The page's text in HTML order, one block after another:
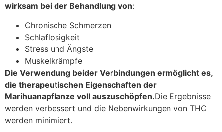
wirksam bei der Behandlung von:
Chronische Schmerzen
Schlaflosigkeit
Stress und Ängste
Muskelkrämpfe
Die Verwendung beider Verbindungen ermöglicht es,
die therapeutischen Eigenschaften der
Marihuanapflanze voll auszuschöpfen.Die Ergebnisse
werden verbessert und die Nebenwirkungen von THC
werden minimiert.